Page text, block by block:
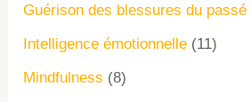
Guérison des blessures du passé
Intelligence émotionnelle (11)
Mindfulness (8)